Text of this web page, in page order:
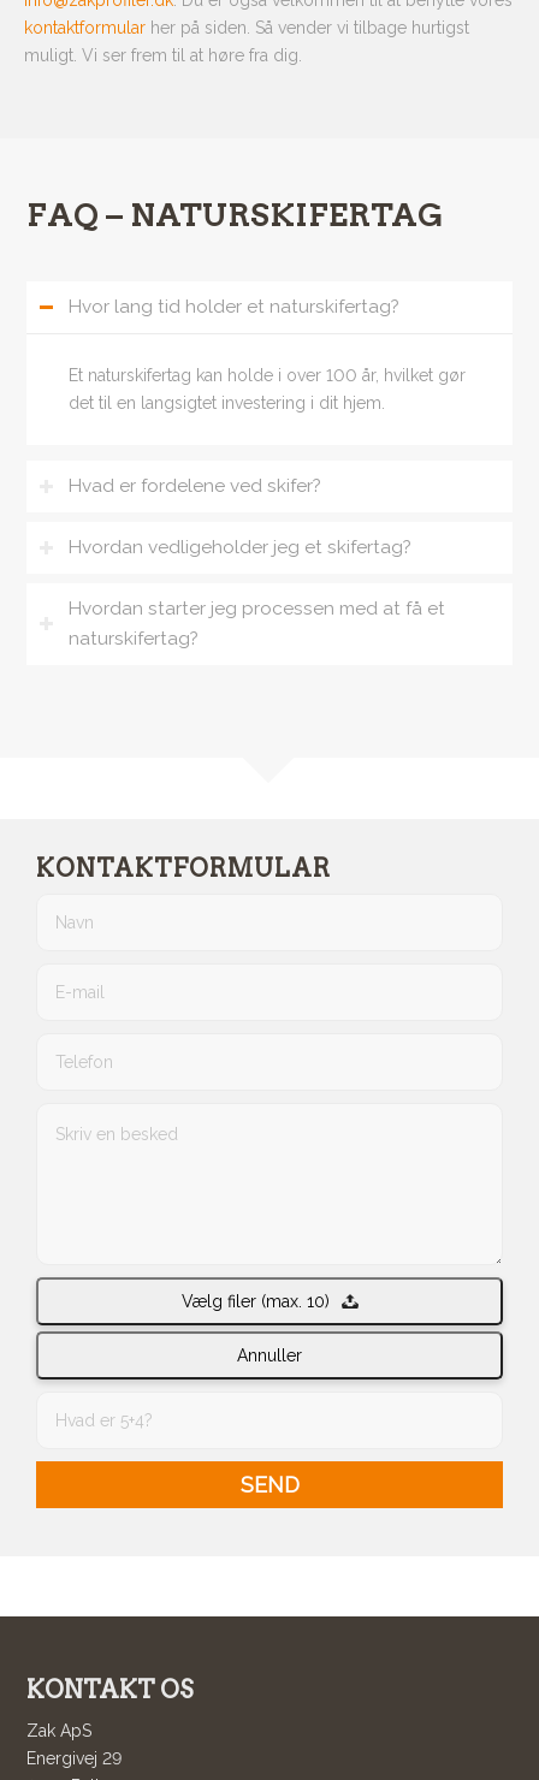
kontaktformular her på siden. Så vender vi tilbage hurtigst
muligt. Vi ser frem til at høre fra dig.
FAQ – NATURSKIFERTAG
Hvor lang tid holder et naturskifertag?
Et naturskifertag kan holde i over 100 år, hvilket gør
det til en langsigtet investering i dit hjem.
Hvad er fordelene ved skifer?
Hvordan vedligeholder jeg et skifertag?
Hvordan starter jeg processen med at få et
naturskifertag?
KONTAKTFORMULAR
Vælg filer (max. 10)
Annuller
KONTAKT OS
Zak ApS
Energivej 29